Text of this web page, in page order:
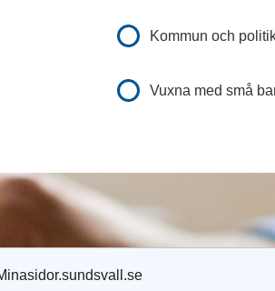
Kommun och
Vuxna med små